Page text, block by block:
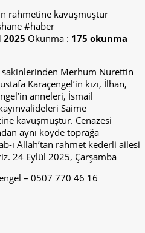
2025 Okunma : 175 okunma
Merhum Nurettin
Karaçengel’in kızı, İlhan,
anneleri, İsmail
Saime
kavuşmuştur. Cenazesi
aynı köyde toprağa
ı Allah’tan rahmet kederli ailesi
24 Eylül 2025, Çarşamba
– 0507 770 46 16